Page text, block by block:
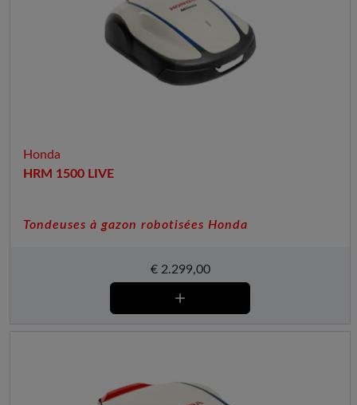
Honda
HRM 1500 LIVE
Tondeuses à gazon robotisées Honda
€2.299,00